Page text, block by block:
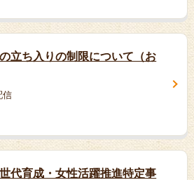
立ち入りの制限について（お
信
代育成・女性活躍推進特定事